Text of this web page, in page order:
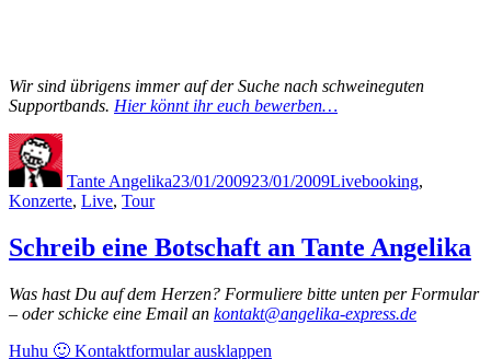
Wir sind übrigens immer auf der Suche nach schweineguten
Supportbands. Hier könnt ihr euch bewerben…
Autor
Tante Angelika23/01/200923/01/2009Livebooking,
Konzerte, Live, Tour
Schreib eine Botschaft an Tante Angelika
Was hast Du auf dem Herzen? Formuliere bitte unten per Formular
– oder schicke eine Email an kontakt@angelika-express.de
Huhu 🙂 Kontaktformular ausklappen